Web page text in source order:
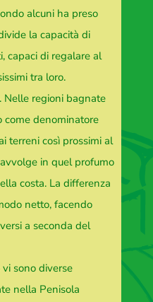
alcuni ha preso
la capacità di
capaci di regalare al
tra loro.
regioni bagnate
come denominatore
terreni così prossimi al
in quel profumo
costa. La differenza
netto, facendo
a seconda del
vi sono diverse
nella Penisola